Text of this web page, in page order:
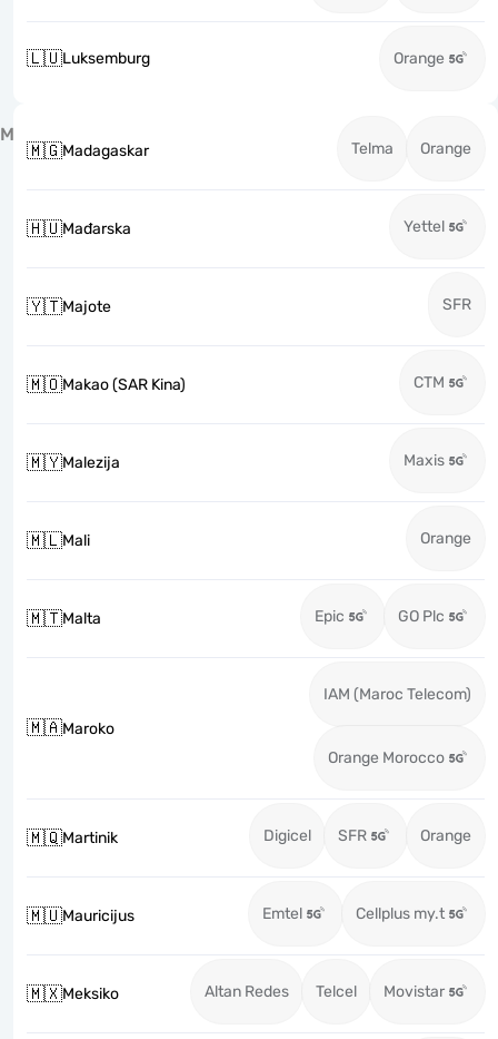
🇱🇺Luksemburg Orange
M
🇲🇬Madagaskar Telma Orange
🇭🇺Mađarska Yettel
🇾🇹Majote SFR
🇲🇴Makao (SAR Kina) CTM
🇲🇾Malezija Maxis
🇲🇱Mali Orange
🇲🇹Malta Epic GO Plc
🇲🇦Maroko
IAM (Maroc Telecom)
Orange Morocco
🇲🇶Martinik Digicel SFR Orange
🇲🇺Mauricijus Emtel Cellplus my.t
🇲🇽Meksiko Altan Redes Telcel Movistar